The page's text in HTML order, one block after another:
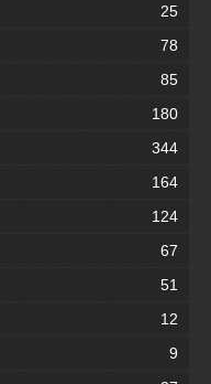
25
78
85
180
344
164
124
67
51
12
9